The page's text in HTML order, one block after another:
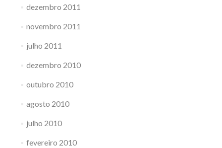
dezembro 2011
novembro 2011
julho 2011
dezembro 2010
outubro 2010
agosto 2010
julho 2010
fevereiro 2010